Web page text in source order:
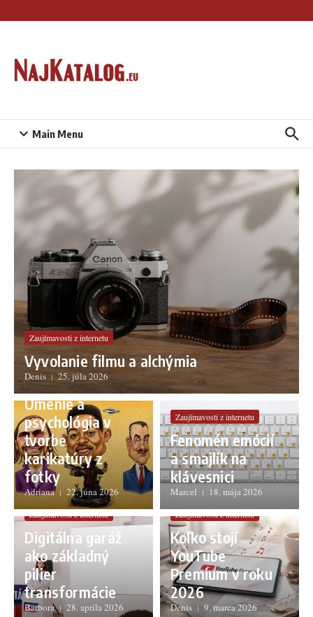
Main Menu
Zaujímavosti z internetu
Vyvolanie filmu a alchýmia
Denis 25. júla 2026
Zaujímavosti z internetu
Umenie a
psychológia v
tvorbe
karikatúry z
fotky
Adriana 22. júna 2026
Zaujímavosti z internetu
Fenomén emócií
a smajlík na
klávesnici
Marcel 18. mája 2026
Zaujímavosti z internetu
Digitálna garáž
ako základný
pilier
transformácie
Barbora 28. apríla 2026
Zaujímavosti z internetu
Koľko stojí
YouTube
Premium v roku
2026
Denis 9. marca 2026